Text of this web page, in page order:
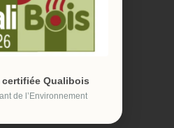
Qualibois
de l’Environnement